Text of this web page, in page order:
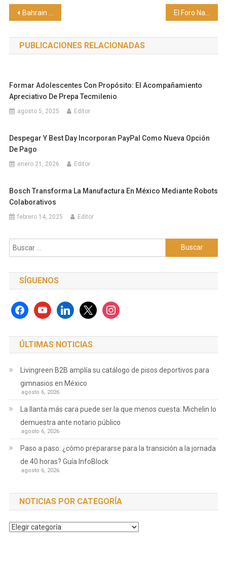
Navegación
de
entradas
Bahrain lanza una página web y comunicación directa para la Golden Residency para atraer a inversores
PUBLICACIONES RELACIONADAS
Formar Adolescentes Con Propósito: El Acompañamiento
Apreciativo De Prepa Tecmilenio
agosto 5, 2025 Editor
Despegar Y Best Day Incorporan PayPal Como Nueva Opción
De Pago
enero 21, 2026 Editor
Bosch Transforma La Manufactura En México Mediante Robots
Colaborativos
febrero 14, 2025 Editor
Buscar:
SÍGUENOS
facebookyoutubelinkedinx instagram
ÚLTIMAS NOTICIAS
Livingreen B2B amplía su catálogo de pisos deportivos para
gimnasios en México
agosto 6, 2026
La llanta más cara puede ser la que menos cuesta: Michelin lo
demuestra ante notario público
agosto 6, 2026
Paso a paso: ¿cómo prepararse para la transición a la jornada
de 40 horas? Guía InfoBlock
agosto 6, 2026
NOTICIAS POR CATEGORÍA
Noticias